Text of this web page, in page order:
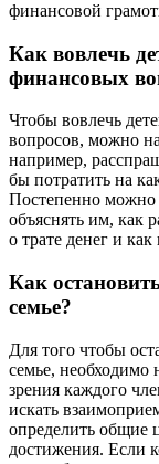
финансовой
Как вовлечь
финансовых
Чтобы вовлечь
вопросов, можно
например,
бы потратить на
Постепенно можно
объяснять им, как
о трате денег и
Как
семье?
Для того чтобы
семье, необходимо
зрения каждого
искать
определить общие
достижения. Если